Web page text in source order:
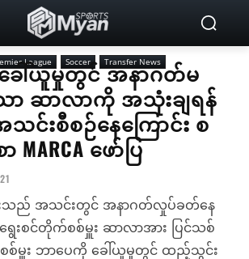
League Soccer Transfer News
ေါ်ယူမှုတွင် အနာဂတ်မ
ာ ဆာလာကို အသုံးချရန်
င်းစီစဉ်နေကြောင်း စ
ဖော်ပြ
သည် အသင်းတွင် အနာဂတ်လှုပ်ခတ်နေ
းစင်တိုက်စစ်မှူး ဆာလာအား ပြင်သစ်
မှူး ဘာပေကို ခေါ်ယူမှုတွင် ထည့်သွင်း